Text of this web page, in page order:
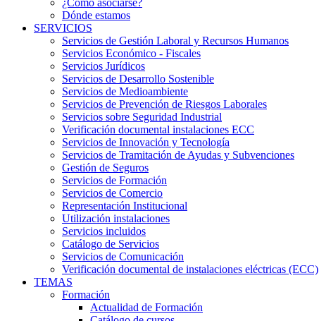
¿Cómo asociarse?
Dónde estamos
SERVICIOS
Servicios de Gestión Laboral y Recursos Humanos
Servicios Económico - Fiscales
Servicios Jurídicos
Servicios de Desarrollo Sostenible
Servicios de Medioambiente
Servicios de Prevención de Riesgos Laborales
Servicios sobre Seguridad Industrial
Verificación documental instalaciones ECC
Servicios de Innovación y Tecnología
Servicios de Tramitación de Ayudas y Subvenciones
Gestión de Seguros
Servicios de Formación
Servicios de Comercio
Representación Institucional
Utilización instalaciones
Servicios incluidos
Catálogo de Servicios
Servicios de Comunicación
Verificación documental de instalaciones eléctricas (ECC)
TEMAS
Formación
Actualidad de Formación